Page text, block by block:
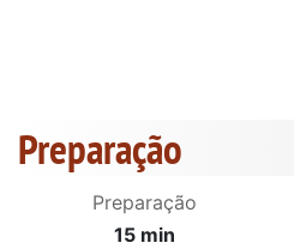
Preparação
Preparação
15 min